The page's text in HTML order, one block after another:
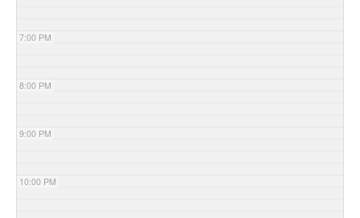
7:00 PM
8:00 PM
9:00 PM
10:00 PM